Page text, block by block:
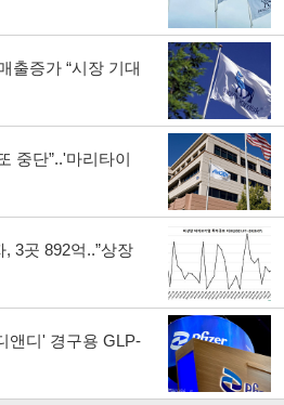
출증가 “시장 기대
중단”..'마리타이
3곳 892억..”상장
앤디' 경구용 GLP-